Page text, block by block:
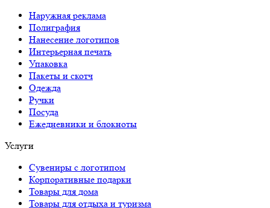
Наружная реклама
Полиграфия
Нанесение логотипов
Интерьерная печать
Упаковка
Пакеты и скотч
Одежда
Ручки
Посуда
Ежедневники и блокноты
Услуги
Сувениры с логотипом
Корпоративные подарки
Товары для дома
Товары для отдыха и туризма